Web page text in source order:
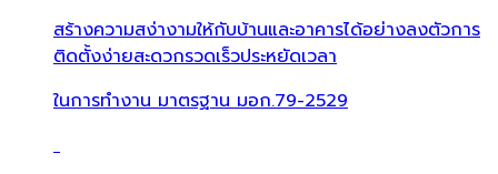
สร้างความสง่างามให้กับบ้านและอาคารได้อย่างลงตัวการ
ติดตั้งง่ายสะดวกรวดเร็วประหยัดเวลา
ในการทำงาน มาตรฐาน มอก.79-2529